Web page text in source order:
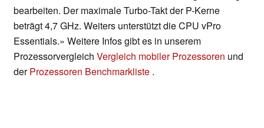
bearbeiten. Der maximale Turbo-Takt der P-Kerne
beträgt 4,7 GHz. Weiters unterstützt die CPU vPro
Essentials.» Weitere Infos gibt es in unserem
Prozessorvergleich Vergleich mobiler Prozessoren und
derProzessoren Benchmarkliste .